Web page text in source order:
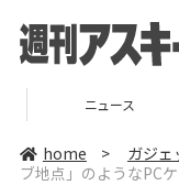
ニュース
home > ガジェ
ブ地点」のようなPC